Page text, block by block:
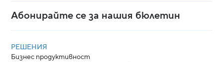
Абонирайте се за нашия бюлетин
РЕШЕНИЯ
Бизнес продуктивност